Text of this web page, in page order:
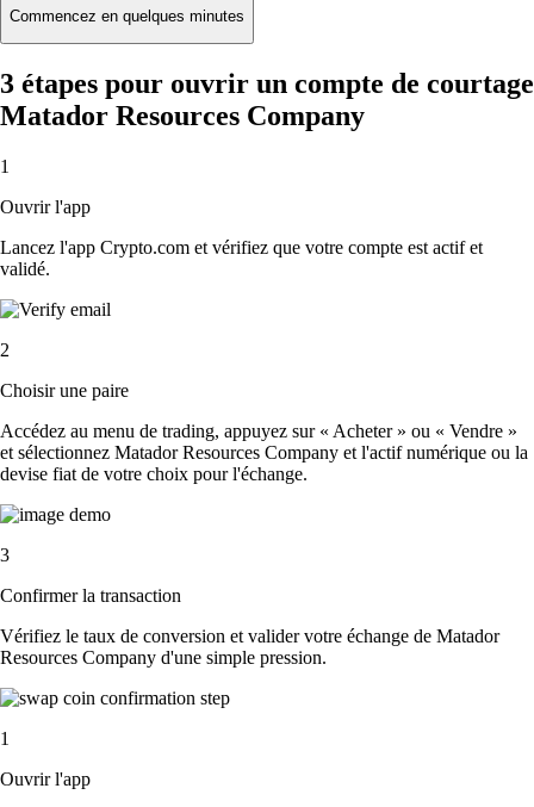
Commencez en quelques minutes
3 étapes pour ouvrir un compte de courtage
Matador Resources Company
1
Ouvrir l'app
Lancez l'app Crypto.com et vérifiez que votre compte est actif et
validé.
2
Choisir une paire
Accédez au menu de trading, appuyez sur « Acheter » ou « Vendre »
et sélectionnez Matador Resources Company et l'actif numérique ou la
devise fiat de votre choix pour l'échange.
3
Confirmer la transaction
Vérifiez le taux de conversion et valider votre échange de Matador
Resources Company d'une simple pression.
1
Ouvrir l'app